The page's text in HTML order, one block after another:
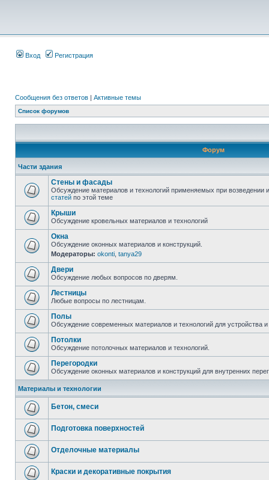
Вход Регистрация
Сообщения без ответов | Активные темы
Список форумов
Форум
Части здания
Стены и фасады
Обсуждение материалов и технологий применяемых при возведении
статей по этой теме
Крыши
Обсуждение кровельных материалов и технологий
Окна
Обсуждение оконных материалов и конструкций.
Модераторы: okonti tanya29
Двери
Обсуждение любых вопросов по дверям.
Лестницы
Любые вопросы по лестницам.
Полы
Обсуждение современных материалов и технологий для устройства
Потолки
Обсуждение потолочных материалов и технологий.
Перегородки
Обсуждение оконных материалов и конструкций для внутренних
Материалы и технологии
Бетон, смеси
Подготовка поверхностей
Отделочные материалы
Краски и декоративные покрытия